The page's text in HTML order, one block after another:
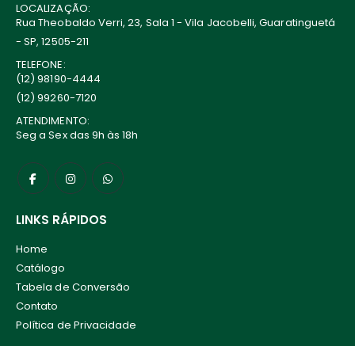
LOCALIZAÇÃO:
Rua Theobaldo Verri, 23, Sala 1 - Vila Jacobelli, Guaratinguetá
- SP, 12505-211
TELEFONE:
(12) 98190-4444
(12) 99260-7120
ATENDIMENTO:
Seg a Sex das 9h às 18h
LINKS RÁPIDOS
Home
Catálogo
Tabela de Conversão
Contato
Política de Privacidade